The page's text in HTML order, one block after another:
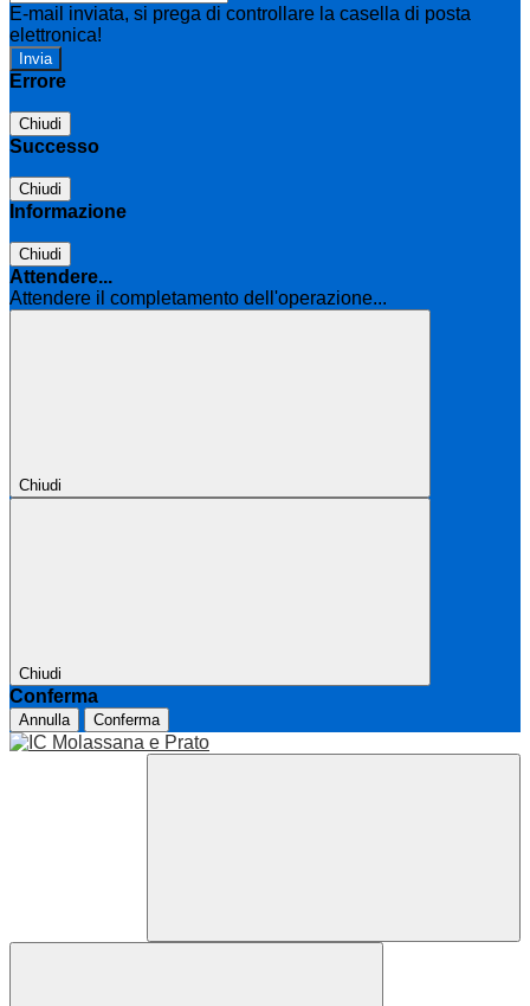
E-mail inviata, si prega di controllare la casella di posta
elettronica!
Errore
Chiudi
Successo
Chiudi
Informazione
Chiudi
Attendere...
Attendere il completamento dell'operazione...
Chiudi
Chiudi
Conferma
Annulla Conferma